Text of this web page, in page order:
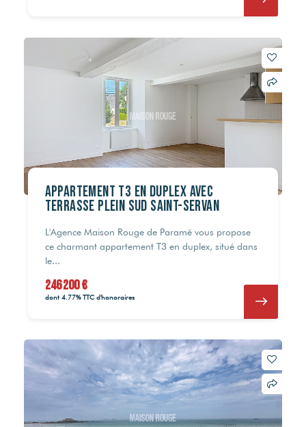
Appartement T3 en duplex avec
terrasse plein sud Saint-Servan
L'Agence Maison Rouge de Paramé vous propose
ce charmant appartement T3 en duplex, situé dans
le...
246 200 €
dont 4.77% TTC d'honoraires